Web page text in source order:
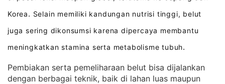
Korea. Selain memiliki kandungan nutrisi tinggi, belut
juga sering dikonsumsi karena dipercaya membantu
meningkatkan stamina serta metabolisme tubuh.
Pembiakan serta pemeliharaan belut bisa dijalankan
dengan berbagai teknik, baik di lahan luas maupun